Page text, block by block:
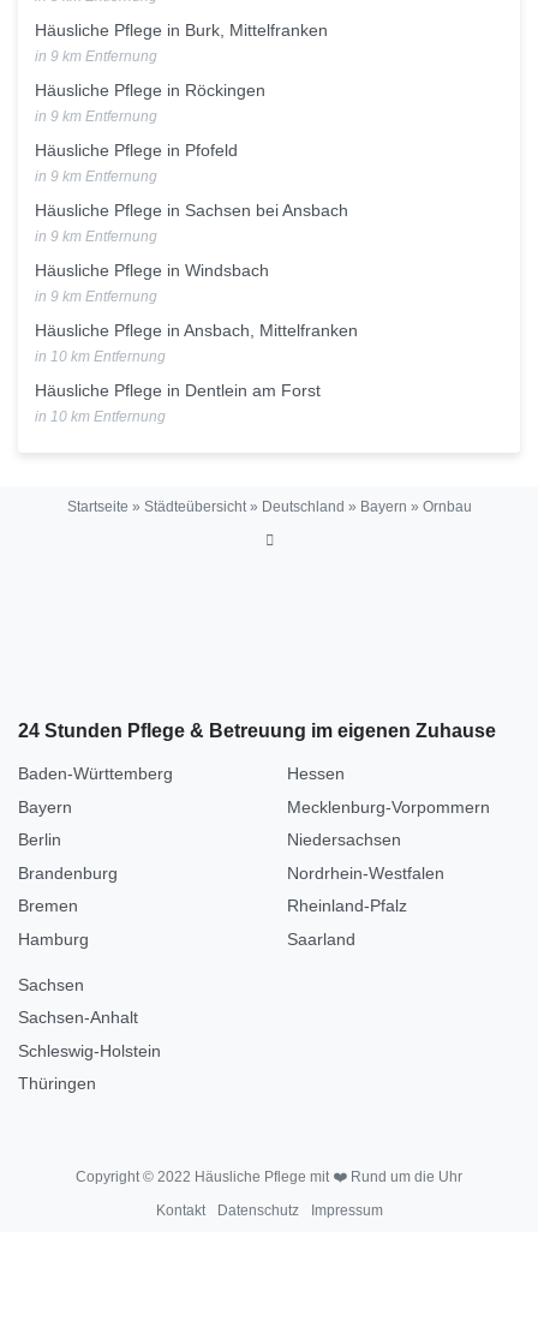
Häusliche Pflege in Burk, Mittelfranken
in 9 km Entfernung
Häusliche Pflege in Röckingen
in 9 km Entfernung
Häusliche Pflege in Pfofeld
in 9 km Entfernung
Häusliche Pflege in Sachsen bei Ansbach
in 9 km Entfernung
Häusliche Pflege in Windsbach
in 9 km Entfernung
Häusliche Pflege in Ansbach, Mittelfranken
in 10 km Entfernung
Häusliche Pflege in Dentlein am Forst
in 10 km Entfernung
Startseite » Städteübersicht» Deutschland » Bayern » Ornbau
24 Stunden Pflege & Betreuung im eigenen Zuhause
Baden-Württemberg
Bayern
Berlin
Brandenburg
Bremen
Hamburg
Hessen
Mecklenburg-Vorpommern
Niedersachsen
Nordrhein-Westfalen
Rheinland-Pfalz
Saarland
Sachsen
Sachsen-Anhalt
Schleswig-Holstein
Thüringen
Copyright © 2022 Häusliche Pflege mit ❤️ Rund um die Uhr
Kontakt
Datenschutz Impressum